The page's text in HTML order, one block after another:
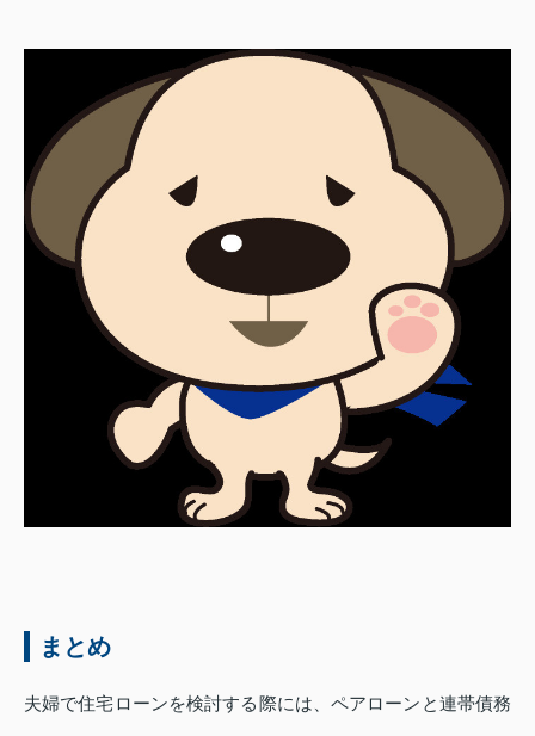
まとめ
夫婦で住宅ローンを検討する際には、ペアローンと連帯債務